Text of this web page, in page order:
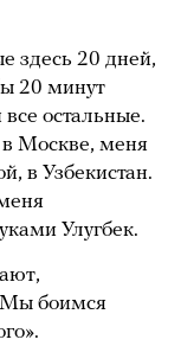
здесь 20 дней,
20 минут
остальные.
в Москве, меня
в Узбекистан.
Улугбек.
боимся